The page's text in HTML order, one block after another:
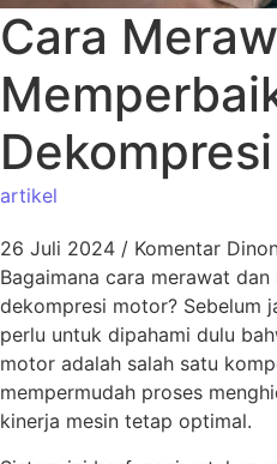
Cara
artikel
26 Juli 2024 / Komentar
Bagaimana cara merawat
dekompresi motor? Sebelum
perlu untuk dipahami dulu
motor adalah salah satu
mempermudah proses
kinerja mesin tetap optimal.